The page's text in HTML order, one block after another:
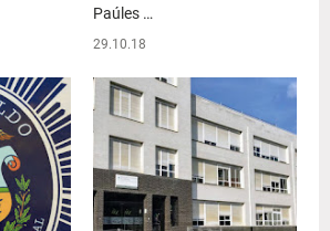
Paúles …
29.10.18